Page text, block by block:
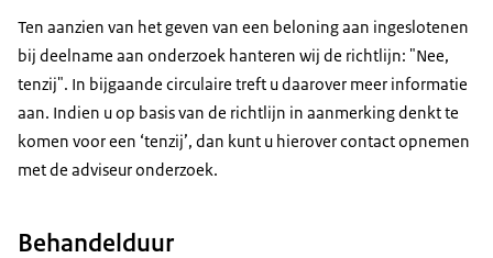
Ten aanzien van het geven van een beloning aan ingeslotenen
bij deelname aan onderzoek hanteren wij de richtlijn: "Nee,
tenzij". In bijgaande circulaire treft u daarover meer informatie
aan. Indien u op basis van de richtlijn in aanmerking denkt te
komen voor een ‘tenzij’, dan kunt u hierover contact opnemen
met de adviseur onderzoek.
Behandelduur